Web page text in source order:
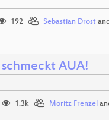
192 Sebastian Drost
AUA!
1.3k Moritz Frenzel